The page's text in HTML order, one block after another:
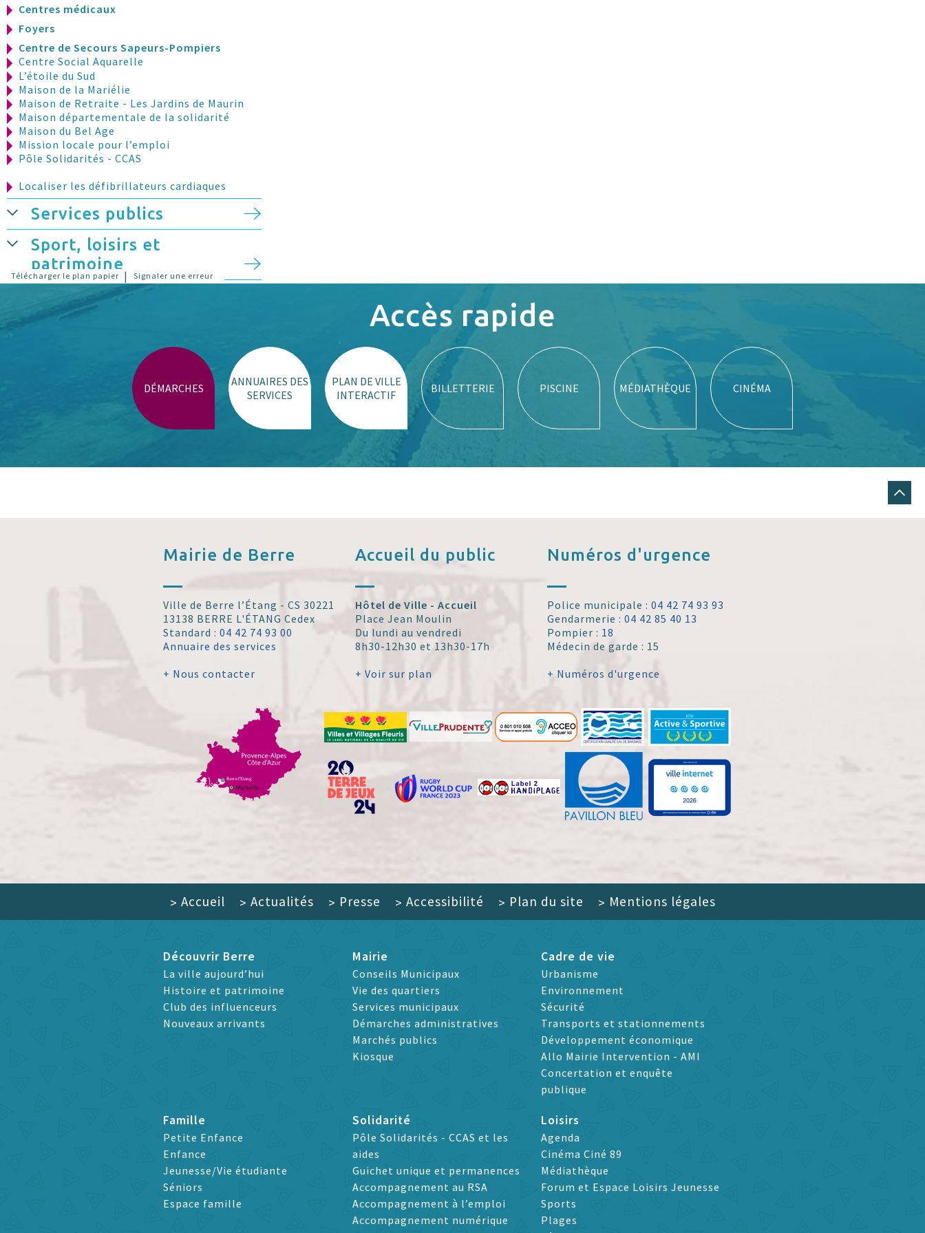
Centres médicaux
Foyers
Centre de Secours Sapeurs-Pompiers
Centre Social Aquarelle
L’étoile du Sud
Maison de la Mariélie
Maison de Retraite - Les Jardins de Maurin
Maison départementale de la solidarité
Maison du Bel Age
Mission locale pour l’emploi
Pôle Solidarités - CCAS
Localiser les défibrillateurs cardiaques
Services publics
Sport, loisirs et
patrimoine
Stationnement
Télécharger le plan papier | Signaler une erreur
Accès rapide
DÉMARCHES
ANNUAIRES DES
SERVICES
PLAN DE VILLE
INTERACTIF
BILLETTERIE PISCINE MÉDIATHÈQUE CINÉMA
Mairie de Berre
Ville de Berre l’Étang - CS 30221
13138 BERRE L'ÉTANG Cedex
Standard :04 42 74 93 00
Annuaire des services
+ Nous contacter
Accueil du public
Hôtel de Ville - Accueil
Place Jean Moulin
Du lundi au vendredi
8h30-12h30 et 13h30-17h
+ Voir sur plan
Numéros d'urgence
Police municipale :04 42 74 93 93
Gendarmerie :04 42 85 40 13
Pompier : 18
Médecin de garde : 15
+ Numéros d'urgence
> Accueil > Actualités > Presse > Accessibilité > Plan du site > Mentions légales
Découvrir Berre
La ville aujourd’hui
Histoire et patrimoine
Club des influenceurs
Nouveaux arrivants
Mairie
Conseils Municipaux
Vie des quartiers
Services municipaux
Démarches administratives
Marchés publics
Kiosque
Cadre de vie
Urbanisme
Environnement
Sécurité
Transports et stationnements
Développement économique
Allo Mairie Intervention - AMI
Concertation et enquête
publique
Famille
Petite Enfance
Enfance
Jeunesse/Vie étudiante
Séniors
Espace famille
Solidarité
Pôle Solidarités - CCAS et les
aides
Guichet unique et permanences
Accompagnement au RSA
Accompagnement à l’emploi
Accompagnement numérique
Loisirs
Agenda
Cinéma Ciné 89
Médiathèque
Forum et Espace Loisirs Jeunesse
Sports
Plages